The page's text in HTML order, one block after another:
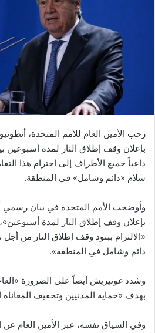
رحب الأمين العام للأمم المتحدة،
بإعلان وقف إطلاق النار لمدة أسبوعين
داعياً جميع الأطراف إلى احترام هذا
سلام «دائم وشامل» في المنطقة.
وأوضحت الأمم المتحدة في بيان رسمي
بإعلان وقف إطلاق النار لمدة
«الالتزام ببنود وقف إطلاق النار من
دائم وشامل في المنطقة».
وشدد غوتيريش أيضاً على الضرورة
بهدف «حماية المدنيين وتخفيف المعاناة
وفي السياق نفسه، عبر الأمين العام عن